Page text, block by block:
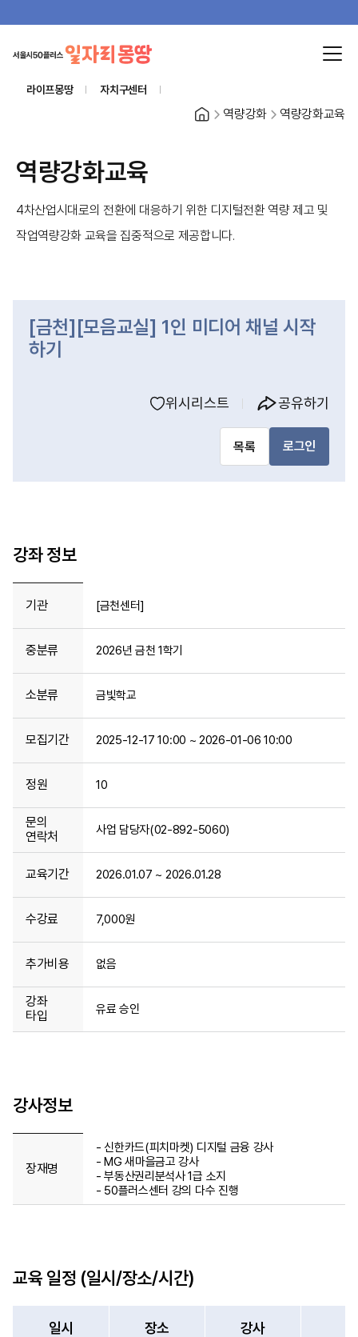
라이프몽땅 자치구센터
홈 역량강화 역량강화교육
역량강화교육
4차산업시대로의 전환에 대응하기 위한 디지털전환 역량 제고 및
작업역량강화 교육을 집중적으로 제공합니다.
[금천][모음교실] 1인 미디어 채널 시작
하기
위시리스트 공유하기
목록 로그인
강좌 정보
기관 [금천센터]
중분류 2026년 금천 1학기
소분류 금빛학교
모집기간 2025-12-17 10:00 ~ 2026-01-06 10:00
정원 10
문의
연락처
사업 담당자(02-892-5060)
교육기간 2026.01.07 ~ 2026.01.28
수강료 7,000원
추가비용 없음
강좌
타입
유료 승인
강사정보
장재명
- 신한카드(피치마켓) 디지털 금융 강사
- MG 새마을금고 강사
- 부동산권리분석사 1급 소지
- 50플러스센터 강의 다수 진행
교육 일정 (일시/장소/시간)
일시 장소 강사